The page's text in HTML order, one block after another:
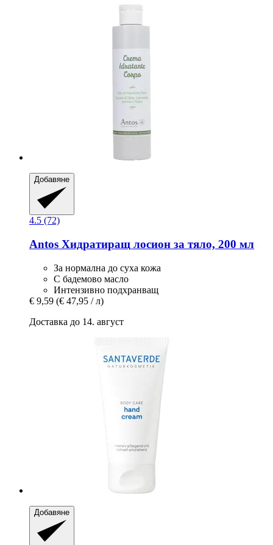
Добавяне
4.5 (72)
Antos Хидратиращ лосион за тяло, 200 мл
За нормална до суха кожа
С бадемово масло
Интензивно подхранващ
€ 9,59 (€ 47,95 / л)
Доставка до 14. август
Добавяне